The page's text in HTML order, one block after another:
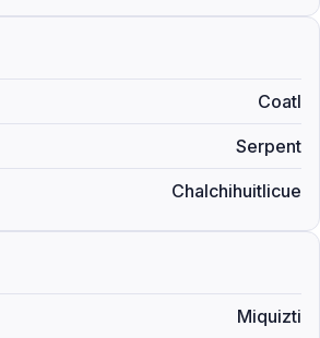
Coatl
Serpent
Chalchihuitlicue
Miquizti